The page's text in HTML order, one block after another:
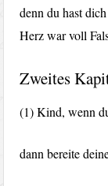
denn du hast
Herz war voll
Zweites
(1) Kind, wenn
dann bereite